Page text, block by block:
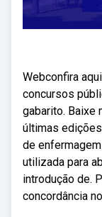
Webconfira
concursos
gabarito. Baixe
últimas
de
utilizada para
introdução de.
concordância